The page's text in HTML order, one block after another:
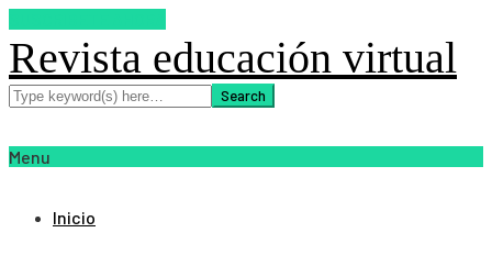
Revista educación virtual
Menu
Inicio